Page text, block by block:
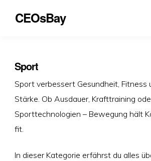
CEOsBay
Sport
Sport verbessert Gesundheit, Fitness
Stärke. Ob Ausdauer, Krafttraining
Sporttechnologien – Bewegung hält
fit.
In dieser Kategorie erfährst du alles